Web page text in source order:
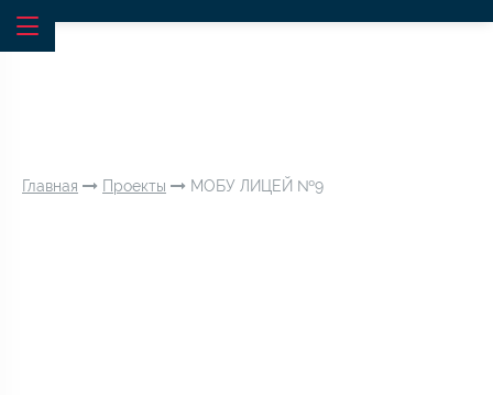
Главная Проекты МОБУ ЛИЦЕЙ №9